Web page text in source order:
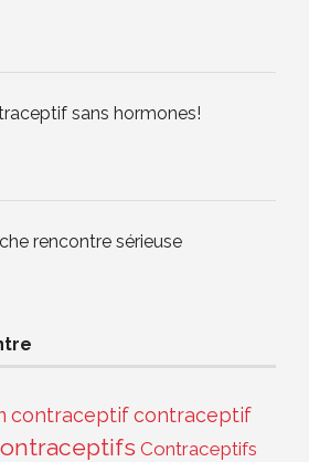
sans hormones!
rencontre sérieuse
contraceptifcontraceptif
Contraceptifs